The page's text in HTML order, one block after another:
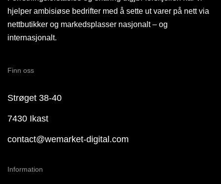
hjelper ambisiøse bedrifter med å sette ut varer på nett via
nettbutikker og markedsplasser nasjonalt – og
internasjonalt.
Finn oss
Strøget 38-40
7430 Ikast
contact@wemarket-digital.com
Information